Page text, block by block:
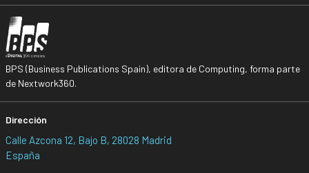
BPS (Business Publications Spain), editora de Computing, forma parte
de Nextwork360.
Dirección
Calle Azcona 12, Bajo B, 28028 Madrid
España